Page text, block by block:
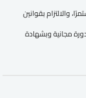
والالتزام بقوانين
مجانية وبشهادة